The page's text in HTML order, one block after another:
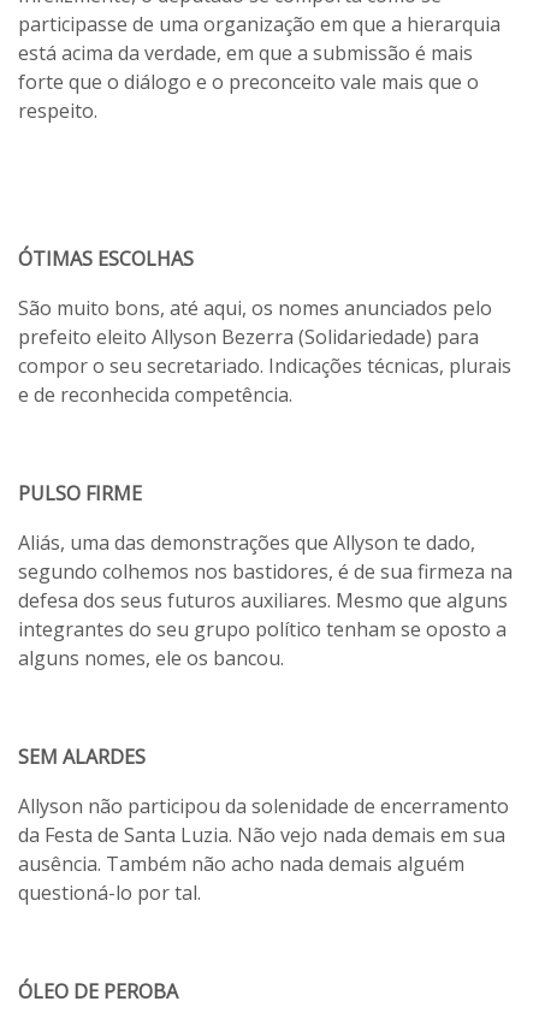
participasse de uma organização em que a hierarquia
está acima da verdade, em que a submissão é mais
forte que o diálogo e o preconceito vale mais que o
respeito.
ÓTIMAS ESCOLHAS
São muito bons, até aqui, os nomes anunciados pelo
prefeito eleito Allyson Bezerra (Solidariedade) para
compor o seu secretariado. Indicações técnicas, plurais
e de reconhecida competência.
PULSO FIRME
Aliás, uma das demonstrações que Allyson te dado,
segundo colhemos nos bastidores, é de sua firmeza na
defesa dos seus futuros auxiliares. Mesmo que alguns
integrantes do seu grupo político tenham se oposto a
alguns nomes, ele os bancou.
SEM ALARDES
Allyson não participou da solenidade de encerramento
da Festa de Santa Luzia. Não vejo nada demais em sua
ausência. Também não acho nada demais alguém
questioná-lo por tal.
ÓLEO DE PEROBA